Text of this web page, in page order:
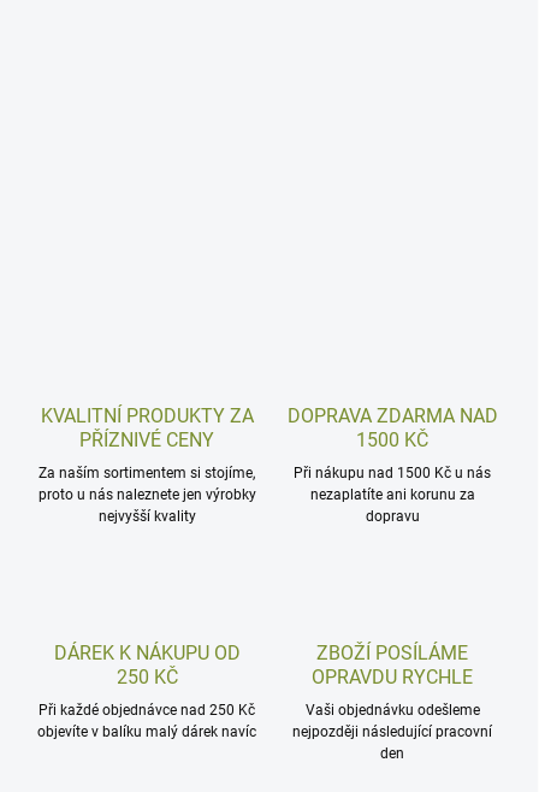
KVALITNÍ PRODUKTY ZA
PŘÍZNIVÉ CENY
Za naším sortimentem si stojíme,
proto u nás naleznete jen výrobky
nejvyšší kvality
DOPRAVA ZDARMA NAD
1500 KČ
Při nákupu nad 1500 Kč u nás
nezaplatíte ani korunu za
dopravu
DÁREK K NÁKUPU OD
250 KČ
Při každé objednávce nad 250 Kč
objevíte v balíku malý dárek navíc
ZBOŽÍ POSÍLÁME
OPRAVDU RYCHLE
Vaši objednávku odešleme
nejpozději následující pracovní
den